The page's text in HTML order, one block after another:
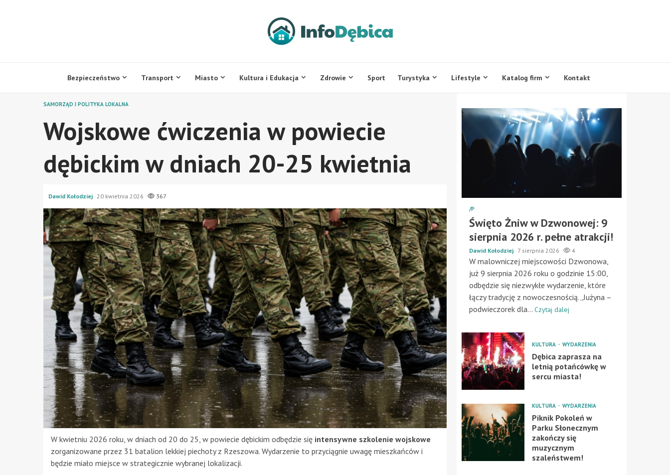
Bezpieczeństwo Transport Miasto Kultura i Edukacja Zdrowie Sport Turystyka Lifestyle Katalog firm Kontakt
SAMORZĄD I POLITYKA LOKALNA
Wojskowe ćwiczenia w powiecie
dębickim w dniach 20-25 kwietnia
Dawid Kołodziej 20 kwietnia 2026 367
W kwietniu 2026 roku, w dniach od 20 do 25, w powiecie dębickim odbędzie się intensywne szkolenie wojskowe
zorganizowane przez 31 batalion lekkiej piechoty z Rzeszowa. Wydarzenie to przyciągnie uwagę mieszkańców i
będzie miało miejsce w strategicznie wybranej lokalizacji.
/P
Święto Żniw w Dzwonowej: 9
sierpnia 2026 r. pełne atrakcji!
Dawid Kołodziej 7 sierpnia 2026 4
W malowniczej miejscowości Dzwonowa,
już 9 sierpnia 2026 roku o godzinie 15:00,
odbędzie się niezwykłe wydarzenie, które
łączy tradycję z nowoczesnością. „Jużyna –
podwieczorek dla... Czytaj dalej
KULTURA WYDARZENIA
Dębica zaprasza na
letnią potańcówkę w
sercu miasta!
KULTURA WYDARZENIA
Piknik Pokoleń w
Parku Słonecznym
zakończy się
muzycznym
szaleństwem!